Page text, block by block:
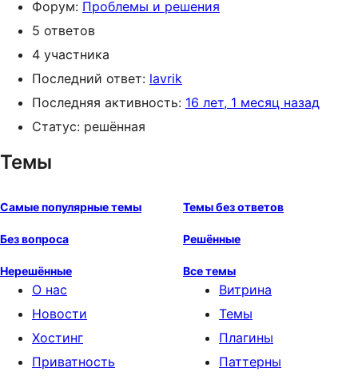
Форум: Проблемы и решения
5 ответов
4 участника
Последний ответ: lavrik
Последняя активность: 16 лет, 1 месяц назад
Статус: решённая
Темы
Самые популярные темы Темы без ответов
Без вопроса Решённые
Нерешённые Все темы
О нас
Новости
Хостинг
Приватность
Витрина
Темы
Плагины
Паттерны